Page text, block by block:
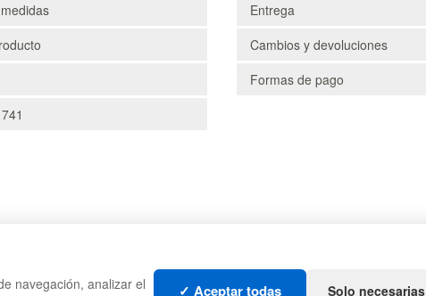
Entrega
Cambios y devoluciones
Formas de pago
ESTANTERÍAS
PALETS
CONTENEDORES DE PLÁSTICO
navegación, analizar el
✓ Aceptar todas Solo necesarias